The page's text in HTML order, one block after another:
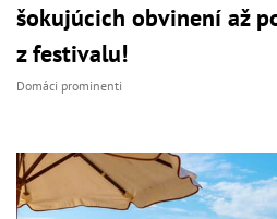
šokujúcich obvinení až
z festivalu!
Domáci prominenti